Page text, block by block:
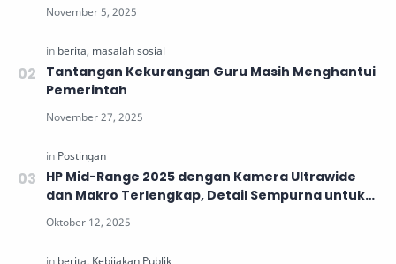
Tantangan Kekurangan Guru Masih Menghantui
Pemerintah
HP Mid-Range 2025 dengan Kamera Ultrawide
dan Makro Terlengkap, Detail Sempurna untuk
Generasi Muda